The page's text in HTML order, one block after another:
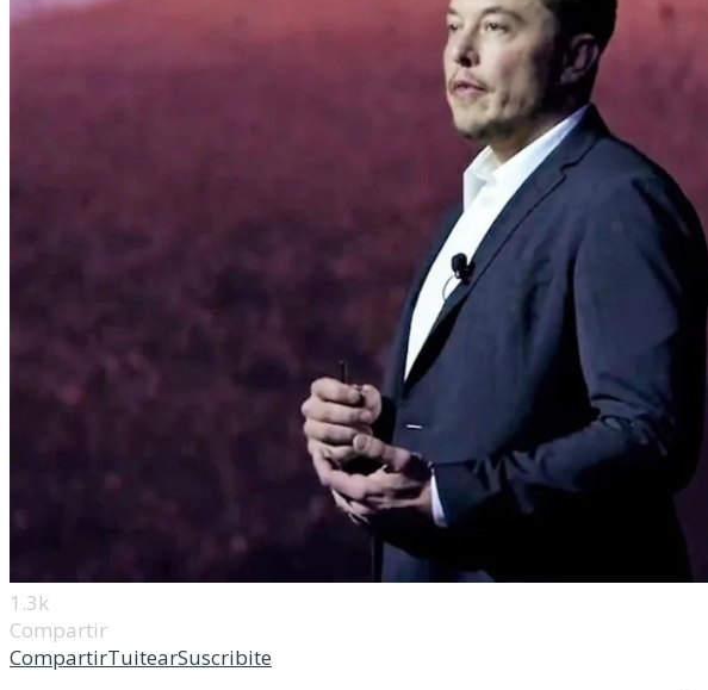
1.3k
Compartir
CompartirTuitearSuscribite